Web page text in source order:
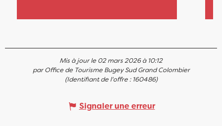
Mis à jour le 02 mars 2026 à 10:12
par Office de Tourisme Bugey Sud Grand Colombier
(Identifiant de l'offre : 160486)
Signaler une erreur